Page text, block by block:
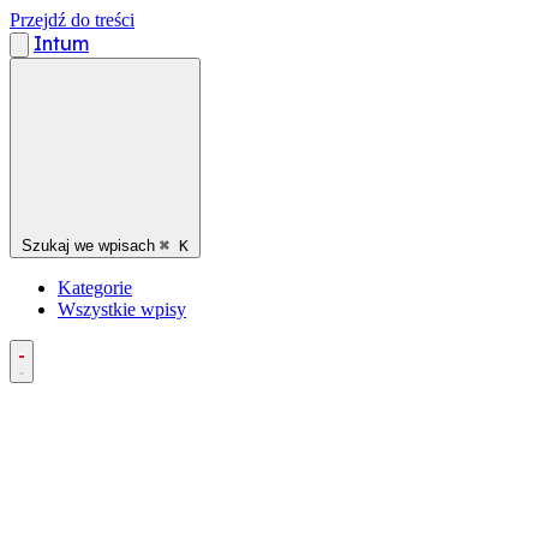
Przejdź do treści
Intum
Szukaj we wpisach ⌘ K
Kategorie
Wszystkie wpisy